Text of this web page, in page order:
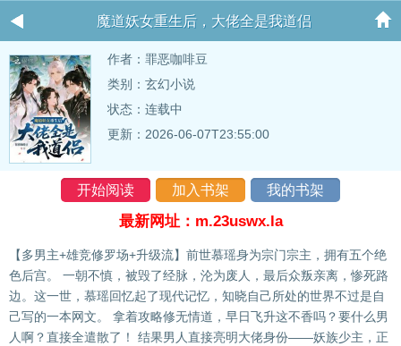
魔道妖女重生后，大佬全是我道侣
作者： 罪恶咖啡豆
类别：玄幻小说
状态：连载中
更新：2026-06-07T23:55:00
开始阅读 加入书架 我的书架
最新网址：m.23uswx.la
【多男主+雄竞修罗场+升级流】前世慕瑶身为宗门宗主，拥有五个绝
色后宫。 一朝不慎，被毁了经脉，沦为废人，最后众叛亲离，惨死路
边。这一世，慕瑶回忆起了现代记忆，知晓自己所处的世界不过是自
己写的一本网文。 拿着攻略修无情道，早日飞升这不香吗？要什么男
人啊？直接全遣散了！ 结果男人直接亮明大佬身份——妖族少主，正